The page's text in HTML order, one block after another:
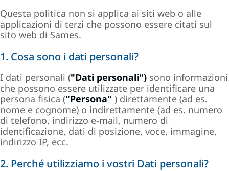
Questa politica non si applica ai siti web o alle
applicazioni di terzi che possono essere citati sul
sito web di Sames.
1. Cosa sono i dati personali?
I dati personali ("Dati personali") sono informazioni
che possono essere utilizzate per identificare una
persona fisica ("Persona" ) direttamente (ad es.
nome e cognome) o indirettamente (ad es. numero
di telefono, indirizzo e-mail, numero di
identificazione, dati di posizione, voce, immagine,
indirizzo IP, ecc.
2. Perché utilizziamo i vostri Dati personali?